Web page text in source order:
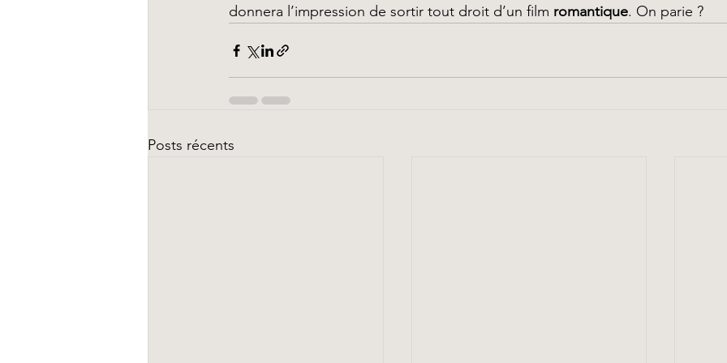
donnera l’impression de sortir tout droit d’un film romantique. On parie ?
Posts récents